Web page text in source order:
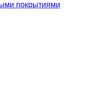
покрытиями